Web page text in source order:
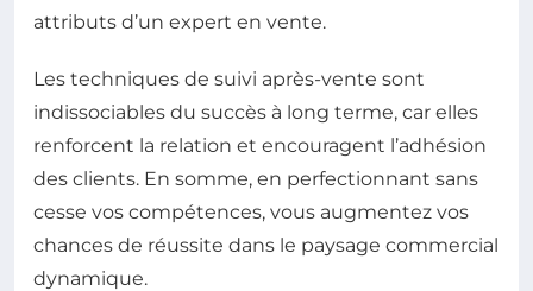
attributs d’un expert en vente.
Les techniques de suivi après-vente sont
indissociables du succès à long terme, car elles
renforcent la relation et encouragent l’adhésion
des clients. En somme, en perfectionnant sans
cesse vos compétences, vous augmentez vos
chances de réussite dans le paysage commercial
dynamique.